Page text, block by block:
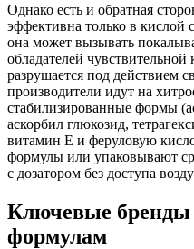
Однако есть и обратная
эффективна только в кислой
она может вызывать
обладателей
разрушается под действием
производители идут на
стабилизированные формы
аскорбил глюкозид,
витамин Е и феруловую
формулы или упаковывают
с дозатором без доступа
Ключевые бренды
формулам